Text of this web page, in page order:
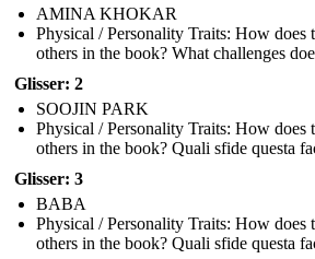
AMINA KHOKAR
Physical / Personality Traits: How does
others in the book? What challenges
Glisser: 2
SOOJIN PARK
Physical / Personality Traits: How does
others in the book? Quali sfide questa
Glisser: 3
BABA
Physical / Personality Traits: How does
others in the book? Quali sfide questa